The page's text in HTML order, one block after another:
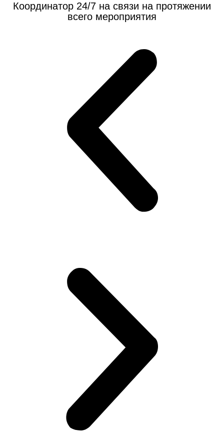
Координатор 24/7 на связи на протяжении
всего мероприятия